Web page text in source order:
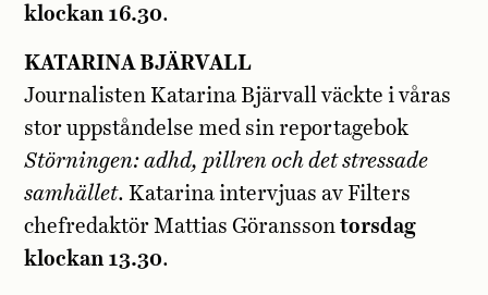
klockan 16.30.
KATARINA BJÄRVALL
Journalisten Katarina Bjärvall väckte i våras
stor uppståndelse med sin reportagebok
Störningen: adhd, pillren och det stressade
samhället. Katarina intervjuas av Filters
chefredaktör Mattias Göranssontorsdag
klockan 13.30.